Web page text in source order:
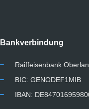
Bankverbindung
Raiffeisenbank
BIC: GENODEF1MIB
IBAN: